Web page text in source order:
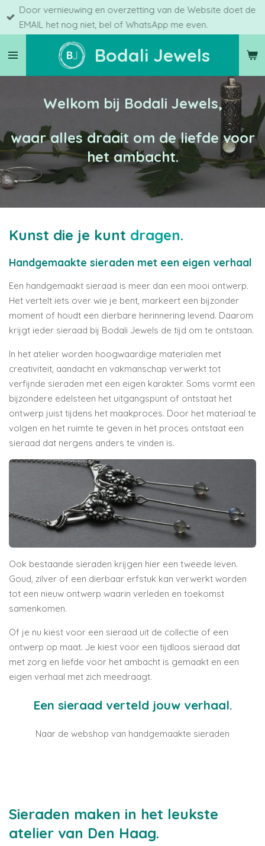
Ga
direct
de
Bodali Jewels
Door vernieuwing en overzetting van de Website doet de
EMAIL het nog niet, bel of WhatsApp me even.
Welkom bij Bodali Jewels,
waar alles draait om de liefde voor
het ambacht.
Kunst die je kunt dragen.
Handgemaakte sieraden met een eigen verhaal
Een handgemaakt sieraad is meer dan een mooi ontwerp.
Het vertelt iets over wie je bent, markeert een bijzonder
moment of houdt een dierbare herinnering levend. Daarom
krijgt ieder sieraad bij Bodali Jewels de tijd om te ontstaan.
In het atelier worden hoogwaardige materialen met
creativiteit, aandacht en vakmanschap verwerkt tot
verfijnde sieraden met een eigen karakter. Soms vormt een
bijzondere edelsteen het uitgangspunt of ontstaat het
ontwerp juist tijdens het maakproces. Door het materiaal te
volgen en het ruimte te geven in het proces ontstaat een
sieraad dat nergens anders te vinden is.
Ook bestaande sieraden krijgen hier een tweede leven.
Goud, zilver of een dierbaar erfstuk kan verwerkt worden
tot een nieuw ontwerp waarin verleden en toekomst
samenkomen.
Of je nu kiest voor een sieraad uit de collectie of een
ontwerp op maat. Je kiest voor een tijdloos sieraad dat
met zorg en liefde voor het ambacht is gemaakt en een
eigen verhaal met zich meedraagt.
Een sieraad verteld jouw verhaal.
Naar de webshop van handgemaakte sieraden
Sieraden maken in het leukste
atelier van Den Haag.